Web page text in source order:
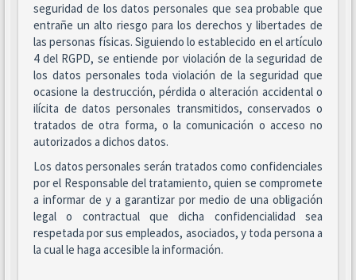
seguridad de los datos personales que sea probable que
entrañe un alto riesgo para los derechos y libertades de
las personas físicas. Siguiendo lo establecido en el artículo
4 del RGPD, se entiende por violación de la seguridad de
los datos personales toda violación de la seguridad que
ocasione la destrucción, pérdida o alteración accidental o
ilícita de datos personales transmitidos, conservados o
tratados de otra forma, o la comunicación o acceso no
autorizados a dichos datos.
Los datos personales serán tratados como confidenciales
por el Responsable del tratamiento, quien se compromete
a informar de y a garantizar por medio de una obligación
legal o contractual que dicha confidencialidad sea
respetada por sus empleados, asociados, y toda persona a
la cual le haga accesible la información.